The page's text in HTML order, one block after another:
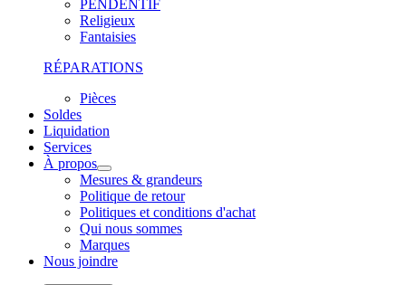
PENDENTIF
Religieux
Fantaisies
RÉPARATIONS
Pièces
Soldes
Liquidation
Services
À propos
Mesures & grandeurs
Politique de retour
Politiques et conditions d'achat
Qui nous sommes
Marques
Nous joindre